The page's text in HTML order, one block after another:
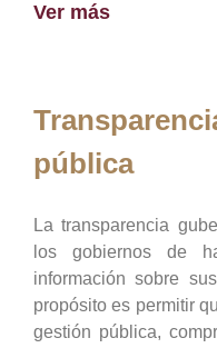
Ver más
pública
La transparencia
los gobiernos de
información sobre
propósito es permitir
gestión pública,